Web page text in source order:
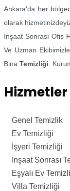
Ankara'da her
olarak
İnşaat Sonrası Ofis
Ve Uzman
Bina Temizliği .
Hizmetler
Genel Temizlik
Ev Temizliği
İşyeri Temizliği
İnşaat Sonrası
Eşyalı Ev
Villa Temizliği